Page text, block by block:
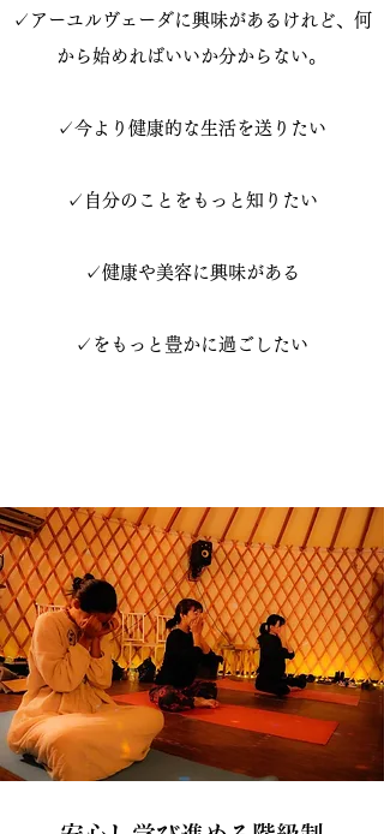
✓アーユルヴェーダに興味があるけれど、何
から始めればいいか分からない。
✓今より健康的な生活を送りたい
✓自分のことをもっと知りたい
✓健康や美容に興味がある
✓をもっと豊かに過ごしたい